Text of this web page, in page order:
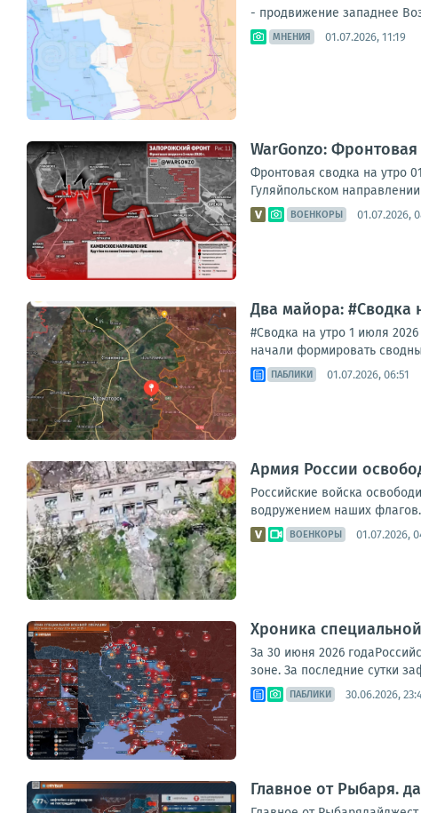
- продвижение западнее
МНЕНИЯ 01.07.2026, 11:19
WarGonzo: Фронтовая
Фронтовая сводка на утро
Гуляйпольском
ВОЕНКОРЫ 01.07.2026,
Два майора: #Сводка
#Сводка на утро 1 июля
начали формировать
ПАБЛИКИ 01.07.2026, 06:51
Армия России
Российские войска
водружением наших
ВОЕНКОРЫ 01.07.2026,
Хроника
За 30 июня 2026
зоне. За последние сутки
ПАБЛИКИ 30.06.2026,
Главное от Рыбаря.